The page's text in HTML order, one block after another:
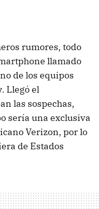
rumores, todo
llamado
de los equipos
. Llegó el
las sospechas,
sería una exclusiva
Verizon, por lo
de Estados